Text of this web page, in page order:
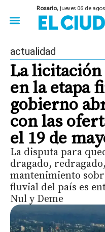
Rosario,jueves 06 de
actualidad
La
en la etapa
gobierno
con las
el 19 de
La disputa para
dragado,
mantenimiento
fluvial del país es
Nul y Deme